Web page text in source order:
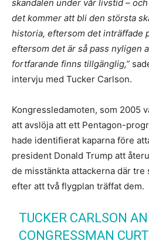
skandalen under vår livstid –
det kommer att bli den största
historia, eftersom det inträffade
eftersom det är så pass nyligen
fortfarande finns tillgänglig,”
intervju med Tucker Carlson.
Kongressledamoten, som 2005
att avslöja att ett Pentagon-
hade identifierat kaparna före
president Donald Trump att
de misstänkta attackerna där tre
efter att två flygplan träffat dem.
TUCKER CARLSON
CONGRESSMAN